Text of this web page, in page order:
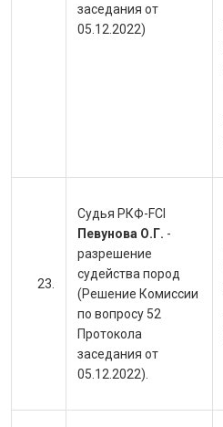
заседания от
05.12.2022)
Судья РКФ-FCI
Певунова О.Г. -
разрешение
судейства пород
(Решение Комиссии
по вопросу 52
Протокола
заседания от
05.12.2022).